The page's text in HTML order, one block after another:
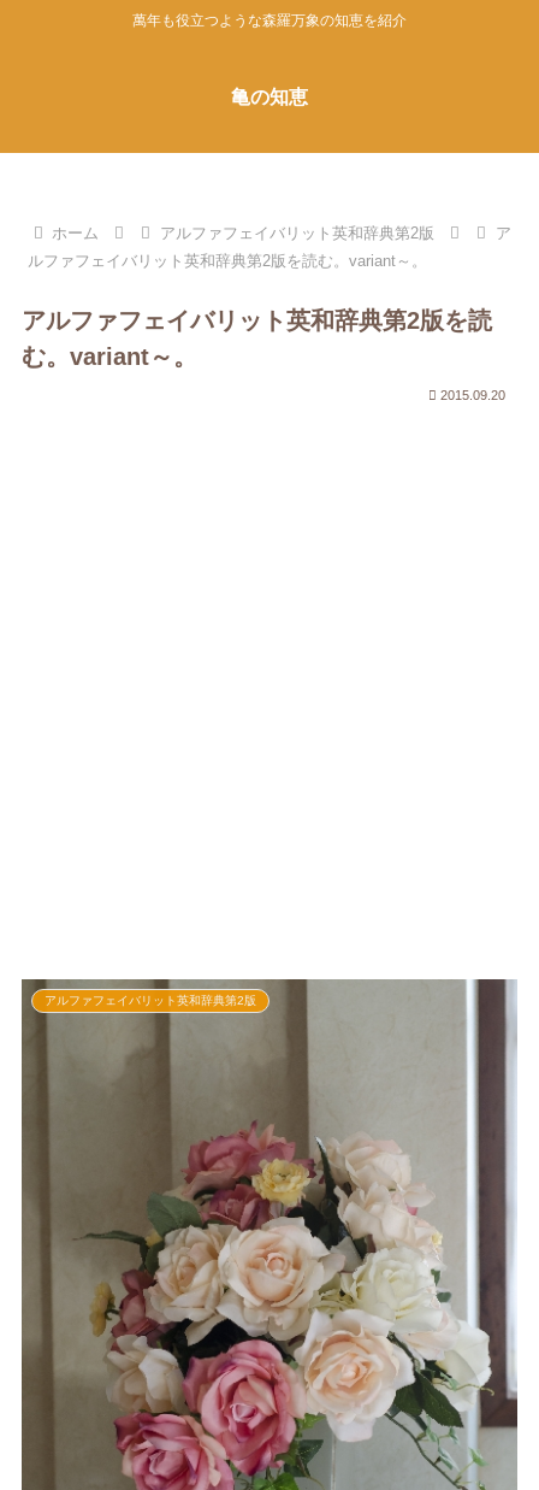
萬年も役立つような森羅万象の知恵を紹介
亀の知恵
ホーム アルファフェイバリット英和辞典第2版
ア
ルファフェイバリット英和辞典第2版を読む。variant～。
アルファフェイバリット英和辞典第2版を読
む。variant～。
2015.09.20
アルファフェイバリット英和辞典第2版